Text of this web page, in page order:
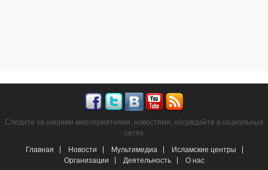
Следите за нашими мероприятиями, новостями, обсуждайте в социальных
сетях
Главная
Новости Мультимедиа
Исламские центры
Организации
Деятельность О нас